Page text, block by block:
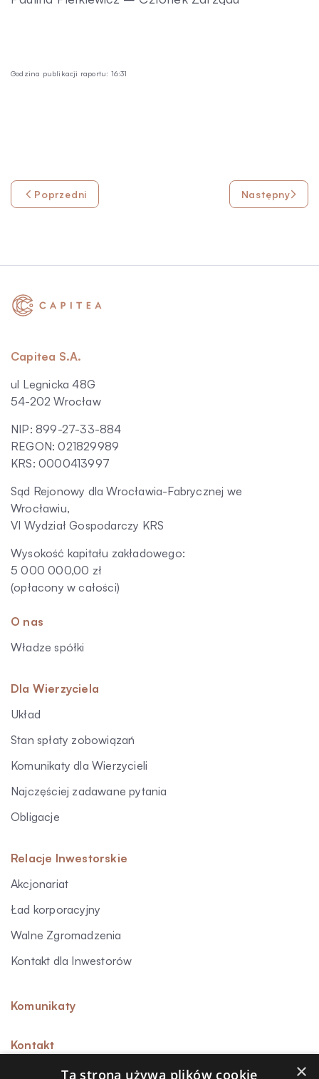
Godzina publikacji raportu: 16:31
Poprzedni Następny
Capitea S.A.
ul Legnicka 48G
54-202 Wrocław
NIP: 899-27-33-884
REGON: 021829989
KRS: 0000413997
Sąd Rejonowy dla Wrocławia-Fabrycznej we
Wrocławiu,
VI Wydział Gospodarczy KRS
Wysokość kapitału zakładowego:
5 000 000,00 zł
(opłacony w całości)
O nas
Władze spółki
Dla Wierzyciela
Układ
Stan spłaty zobowiązań
Komunikaty dla Wierzycieli
Najczęściej zadawane pytania
Obligacje
Relacje Inwestorskie
Akcjonariat
Ład korporacyjny
Walne Zgromadzenia
Kontakt dla Inwestorów
Komunikaty
Kontakt
×
Ta strona używa plików cookie